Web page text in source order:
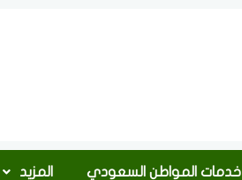
خدمات المواطن السعودي المزيد